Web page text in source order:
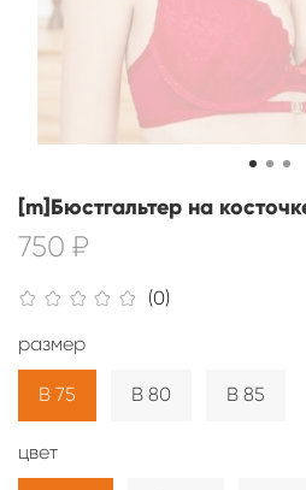
(0)
[m]Бюстгальтер на
750 ₽
размер
B 75 B 80 B 85
цвет